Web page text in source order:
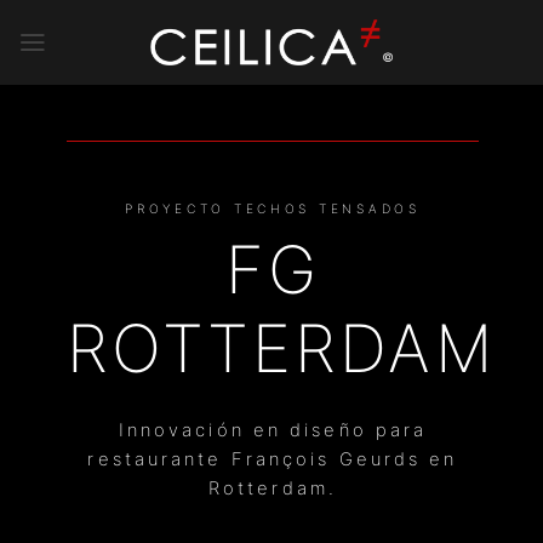
al
contenido
PROYECTO TECHOS TENSADOS
FG
ROTTERDAM
Innovación en diseño para
restaurante François Geurds en
Rotterdam.